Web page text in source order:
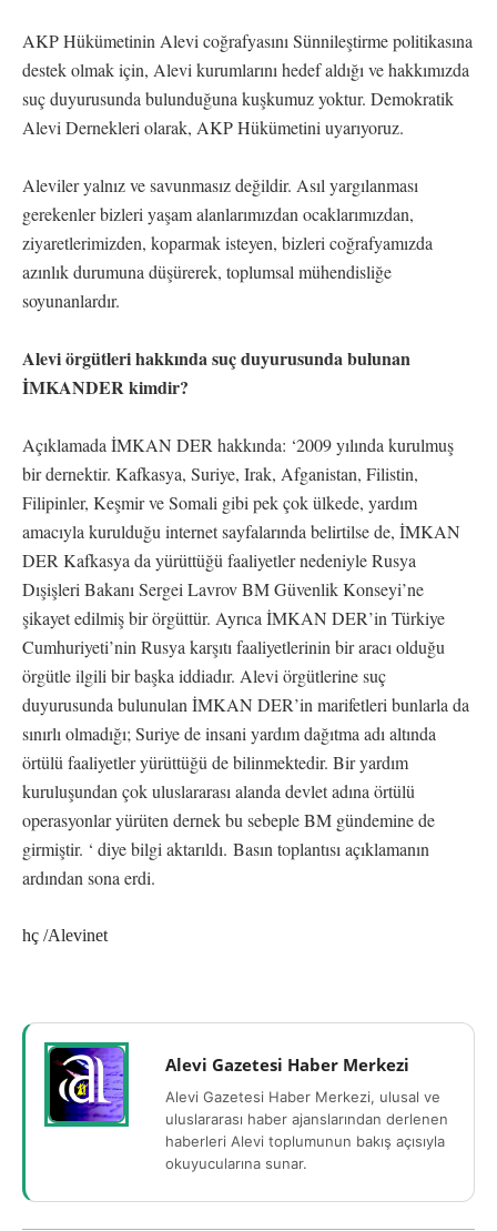
AKP Hükümetinin Alevi coğrafyasını Sünnileştirme politikasına
destek olmak için, Alevi kurumlarını hedef aldığı ve hakkımızda
suç duyurusunda bulunduğuna kuşkumuz yoktur. Demokratik
Alevi Dernekleri olarak, AKP Hükümetini uyarıyoruz.
Aleviler yalnız ve savunmasız değildir. Asıl yargılanması
gerekenler bizleri yaşam alanlarımızdan ocaklarımızdan,
ziyaretlerimizden, koparmak isteyen, bizleri coğrafyamızda
azınlık durumuna düşürerek, toplumsal mühendisliğe
soyunanlardır.
Alevi örgütleri hakkında suç duyurusunda bulunan
İMKANDER kimdir?
Açıklamada İMKAN DER hakkında: ‘2009 yılında kurulmuş
bir dernektir. Kafkasya, Suriye, Irak, Afganistan, Filistin,
Filipinler, Keşmir ve Somali gibi pek çok ülkede, yardım
amacıyla kurulduğu internet sayfalarında belirtilse de, İMKAN
DER Kafkasya da yürüttüğü faaliyetler nedeniyle Rusya
Dışişleri Bakanı Sergei Lavrov BM Güvenlik Konseyi’ne
şikayet edilmiş bir örgüttür. Ayrıca İMKAN DER’in Türkiye
Cumhuriyeti’nin Rusya karşıtı faaliyetlerinin bir aracı olduğu
örgütle ilgili bir başka iddiadır. Alevi örgütlerine suç
duyurusunda bulunulan İMKAN DER’in marifetleri bunlarla da
sınırlı olmadığı; Suriye de insani yardım dağıtma adı altında
örtülü faaliyetler yürüttüğü de bilinmektedir. Bir yardım
kuruluşundan çok uluslararası alanda devlet adına örtülü
operasyonlar yürüten dernek bu sebeple BM gündemine de
girmiştir. ‘ diye bilgi aktarıldı. Basın toplantısı açıklamanın
ardından sona erdi.
hç /Alevinet
Alevi Gazetesi Haber Merkezi
Alevi Gazetesi Haber Merkezi, ulusal ve
uluslararası haber ajanslarından derlenen
haberleri Alevi toplumunun bakış açısıyla
okuyucularına sunar.